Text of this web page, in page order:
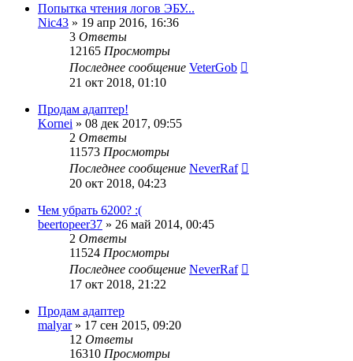
Попытка чтения логов ЭБУ...
Nic43 » 19 апр 2016, 16:36
3 Ответы
12165 Просмотры
Последнее сообщение VeterGob
21 окт 2018, 01:10
Продам адаптер!
Kornei » 08 дек 2017, 09:55
2 Ответы
11573 Просмотры
Последнее сообщение NeverRaf
20 окт 2018, 04:23
Чем убрать 6200? :(
beertopeer37 » 26 май 2014, 00:45
2 Ответы
11524 Просмотры
Последнее сообщение NeverRaf
17 окт 2018, 21:22
Продам адаптер
malyar» 17 сен 2015, 09:20
12 Ответы
16310 Просмотры